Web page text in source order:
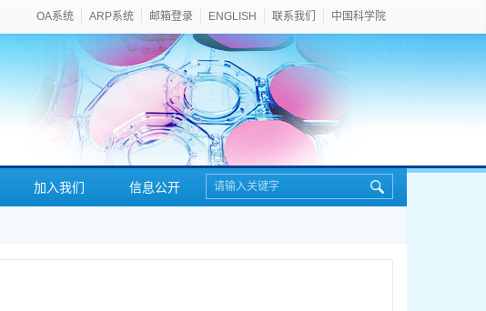
OA系统 ARP系统 邮箱登录 ENGLISH 联系我们 中国科学院
加入我们 信息公开